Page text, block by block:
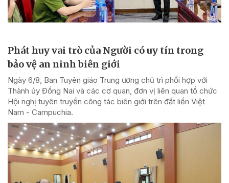
Phát huy vai trò của Người có uy tín trong
bảo vệ an ninh biên giới
Ngày 6/8, Ban Tuyên giáo Trung ương chủ trì phối hợp với
Thành ủy Đồng Nai và các cơ quan, đơn vị liên quan tổ chức
Hội nghị tuyên truyền công tác biên giới trên đất liền Việt
Nam - Campuchia.